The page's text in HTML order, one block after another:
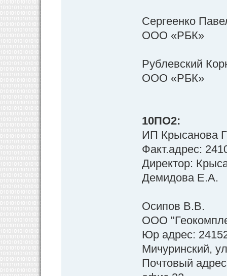
Сергеенко
ООО «РБК»
Рублевский
ООО «РБК»
10ПО2:
ИП Крысанова
Факт.адрес:
Директор:
Демидова Е.А.
Осипов В.В.
ООО
Юр адрес:
Мичуринский,
Почтовый